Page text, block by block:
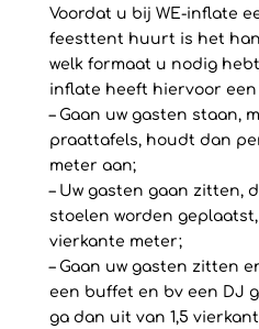
Voordat u bij WE-inflate
feesttent huurt is het
welk formaat u nodig hebt
inflate heeft hiervoor
– Gaan uw gasten staan,
praattafels, houdt dan
meter aan;
– Uw gasten gaan zitten,
stoelen worden geplaatst,
vierkante meter;
– Gaan uw gasten zitten
een buffet en bv een DJ
ga dan uit van 1,5